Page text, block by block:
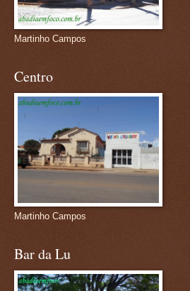
Martinho Campos
Centro
Martinho Campos
Bar da Lu